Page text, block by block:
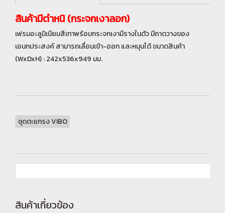
สินค้ามีตำหนิ (กระจกเงาลอก)
เฟรมอะลูมิเนียมสีเทาพร้อมกระจกเงามีรางในตัว มีถาดวางของ
เอนกประสงค์ สามารถเลื่อนเข้า-ออก และหมุนได้ ขนาดสินค้า
(WxDxH) : 242x536x949 มม.
ชุดตะแกรง VIBO
สินค้าเกี่ยวข้อง